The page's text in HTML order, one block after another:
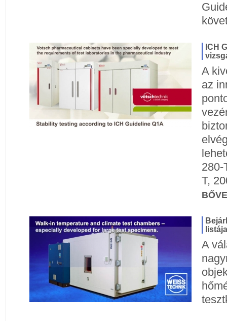
ICH
A
az
280-
T,
listája
A